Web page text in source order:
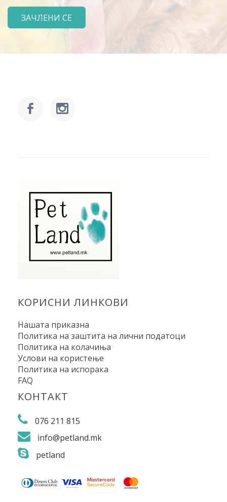
КОРИСНИ ЛИНКОВИ
Нашата приказна
Политика на заштита на лични податоци
Политика на колачиња
Услови на користење
Политика на испорака
FAQ
КОНТАКТ
076 211 815
info@petland.mk
petland